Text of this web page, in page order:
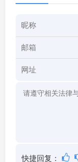
快捷回复：